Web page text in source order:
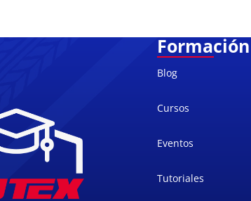
Formación
Blog
Cursos
Eventos
Tutoriales